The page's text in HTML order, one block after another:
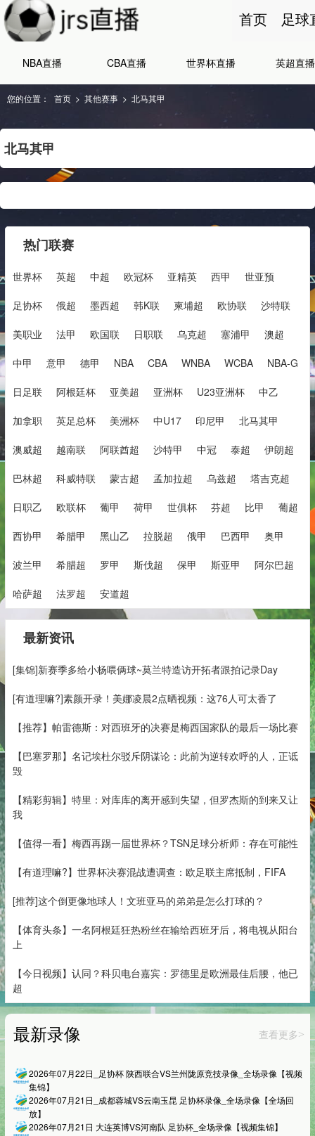
首页 足球
NBA直播 CBA直播 世界杯直播 英超直播
您的位置： 首页 > 其他赛事 > 北马其甲
北马其甲
热门联赛
世界杯 英超 中超 欧冠杯 亚精英 西甲 世亚预
足协杯 俄超 墨西超 韩K联 柬埔超 欧协联 沙特联
美职业 法甲 欧国联 日职联 乌克超 塞浦甲 澳超
中甲 意甲 德甲 NBA CBA WNBA WCBA NBA-G
日足联 阿根廷杯 亚美超 亚洲杯 U23亚洲杯 中乙
加拿职 英足总杯 美洲杯 中U17 印尼甲 北马其甲
澳威超 越南联 阿联酋超 沙特甲 中冠 泰超 伊朗超
巴林超 科威特联 蒙古超 孟加拉超 乌兹超 塔吉克超
日职乙 欧联杯 葡甲 荷甲 世俱杯 芬超 比甲 葡超
西协甲 希腊甲 黑山乙 拉脱超 俄甲 巴西甲 奥甲
波兰甲 希腊超 罗甲 斯伐超 保甲 斯亚甲 阿尔巴超
哈萨超 法罗超 安道超
最新资讯
[集锦]新赛季多给小杨喂俩球~莫兰特造访开拓者跟拍记录Day
[有道理嘛?]素颜开录！美娜凌晨2点晒视频：这76人可太香了
【推荐】帕雷德斯：对西班牙的决赛是梅西国家队的最后一场比赛
【巴塞罗那】名记埃杜尔驳斥阴谋论：此前为逆转欢呼的人，正诋
毁
【精彩剪辑】特里：对库库的离开感到失望，但罗杰斯的到来又让
我
【值得一看】梅西再踢一届世界杯？TSN足球分析师：存在可能性
【有道理嘛?】世界杯决赛混战遭调查：欧足联主席抵制，FIFA
[推荐]这个倒更像地球人！文班亚马的弟弟是怎么打球的？
【体育头条】一名阿根廷狂热粉丝在输给西班牙后，将电视从阳台
上
【今日视频】认同？科贝电台嘉宾：罗德里是欧洲最佳后腰，他已
超
最新录像 查看更多>
2026年07月22日_足协杯 陕西联合VS兰州陇原竞技录像_全场录像【视频
集锦】
2026年07月21日_成都蓉城VS云南玉昆 足协杯录像_全场录像【全场回
放】
2026年07月21日 大连英博VS河南队 足协杯_全场录像【视频集锦】